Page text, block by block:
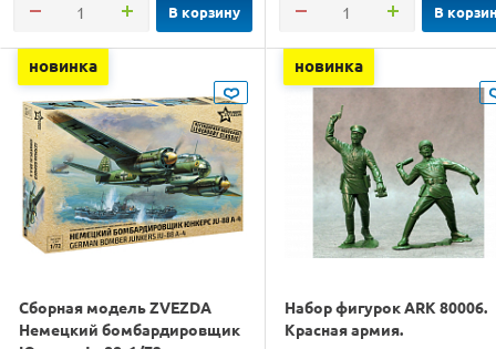
В корзину В
новинка
Сборная модель ZVEZDA
Немецкий бомбардировщик
новинка
Набор фигурок ARK 80006.
Красная армия.